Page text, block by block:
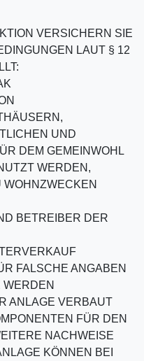
VERSICHERN SIE
LAUT § 12
UND
DEM GEMEINWOHL
WERDEN,
BETREIBER DER
FALSCHE ANGABEN
ANLAGE VERBAUT
FÜR DEN
NACHWEISE
KÖNNEN BEI